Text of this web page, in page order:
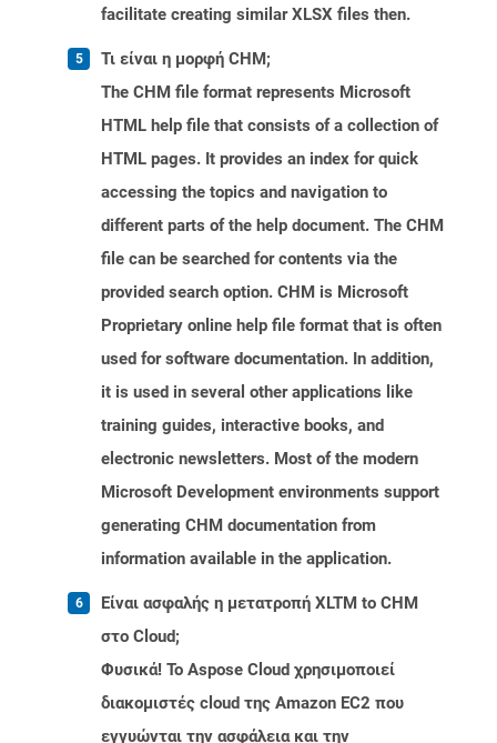
facilitate creating similar XLSX files then.
Τι είναι η μορφή CHM;
The CHM file format represents Microsoft
HTML help file that consists of a collection of
HTML pages. It provides an index for quick
accessing the topics and navigation to
different parts of the help document. The CHM
file can be searched for contents via the
provided search option. CHM is Microsoft
Proprietary online help file format that is often
used for software documentation. In addition,
it is used in several other applications like
training guides, interactive books, and
electronic newsletters. Most of the modern
Microsoft Development environments support
generating CHM documentation from
information available in the application.
Είναι ασφαλής η μετατροπή XLTM to CHM
στο Cloud;
Φυσικά! Το Aspose Cloud χρησιμοποιεί
διακομιστές cloud της Amazon EC2 που
εγγυώνται την ασφάλεια και την